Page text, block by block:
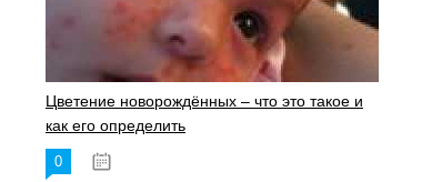
Цветение новорождённых – что это такое и
как его определить
0